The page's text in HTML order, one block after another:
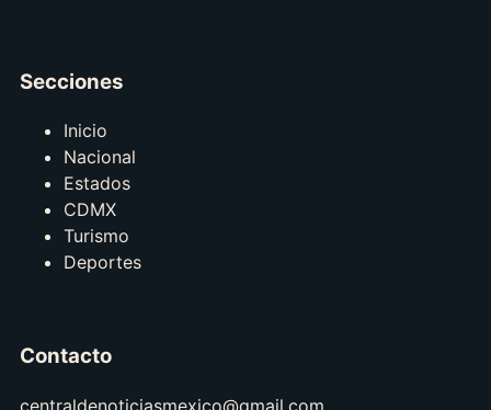
Secciones
Inicio
Nacional
Estados
CDMX
Turismo
Deportes
Contacto
centraldenoticiasmexico@gmail.com